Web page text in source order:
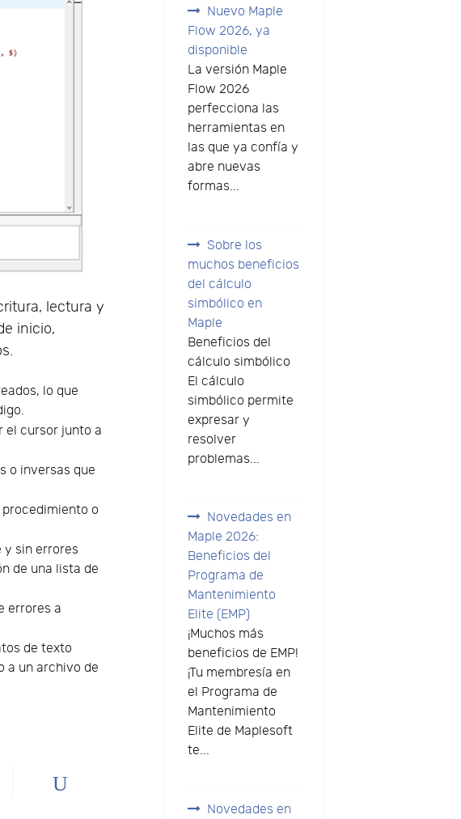
lectura y
inicio,
lo que
el cursor junto a
o inversas que
o
y sin errores
de una lista de
errores a
de texto
a un archivo de
Nuevo Maple
Flow 2026, ya
disponible
La versión Maple
Flow 2026
perfecciona las
herramientas en
las que ya confía y
abre nuevas
formas...
Sobre los
muchos beneficios
del cálculo
simbólico en
Maple
Beneficios del
cálculo simbólico
El cálculo
simbólico permite
expresar y
resolver
problemas...
Novedades en
Maple 2026:
Beneficios del
Programa de
Mantenimiento
Elite (EMP)
¡Muchos más
beneficios de EMP!
¡Tu membresía en
el Programa de
Mantenimiento
Elite de Maplesoft
te...
Novedades en